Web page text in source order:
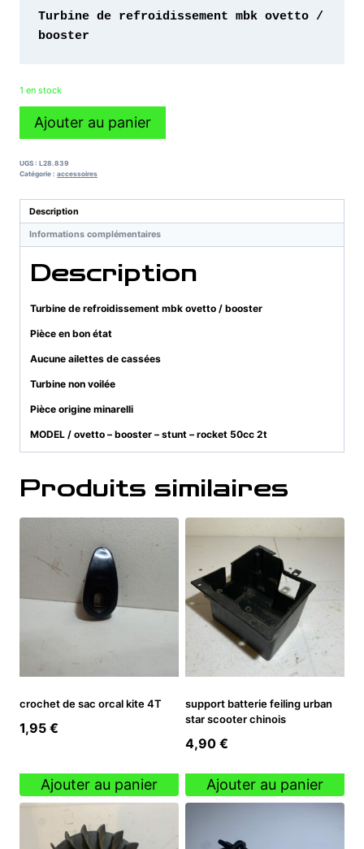
était :
3,90 €.
est :
Turbine de refroidissement mbk ovetto /
1 en stock
quantité
de
refroidissement
ovetto
/
booster
Ajouter au panier
UGS : L28.839
Catégorie : accessoires
Description
Informations complémentaires
Description
Turbine de refroidissement mbk ovetto / booster
Pièce en bon état
Aucune ailettes de cassées
Turbine non voilée
Pièce origine minarelli
MODEL / ovetto – booster – stunt – rocket 50cc 2t
Produits similaires
crochet de sac orcal kite 4T
1,95 €
Ajouter au panier
support batterie feiling urban
star scooter chinois
4,90 €
Ajouter au panier